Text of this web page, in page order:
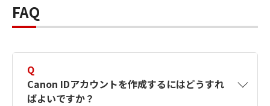
FAQ
Q
Canon IDアカウントを作成するにはどうすれ
ばよいですか？